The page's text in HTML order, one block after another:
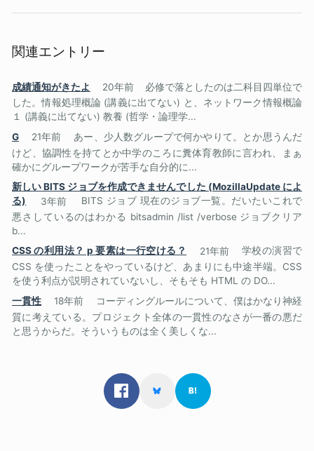
関連エントリー
成績通知がきたよ 20年前
必修で落としたのは二科目四単位で
した。情報処理概論 (講義に出てない) と、ネットワーク情報概論
１ (講義に出てない) 教養 (哲学・論理学...
G
21年前
あー、少人数グループで何かやりて。とか思うんだ
けど、協調性を持てとか中学のころに糞体育教師に言われ、まぁ
確かにグループワークが苦手な自分的に...
新しい BITS ジョブを作成できませんでした (MozillaUpdate によ
る)
3年前
BITS ジョブ 現在のジョブ一覧。だいたいこれで
悪さしているのはわかる bitsadmin /list /verbose ジョブクリア
b...
CSS の利用法？ p 要素は一行空ける？
21年前
学校の演習で
CSS を使ったことをやっているけど、あまりにも中途半端。CSS
を使う利点が説明されていないし、そもそも HTML の DO...
一貫性
18年前
コーディングルールについて、僕はかなり神経
質に考えている。プロジェクト全体の一貫性のなさが一番の悪だ
と思うからだ。そういうものは全く美しくな...